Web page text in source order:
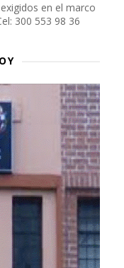
en el marco
300 553 98 36